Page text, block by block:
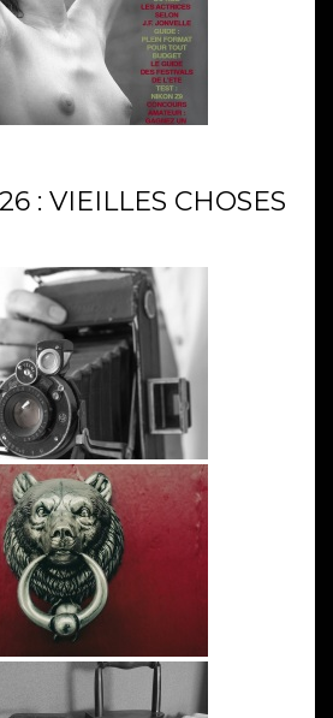
: VIEILLES CHOSES